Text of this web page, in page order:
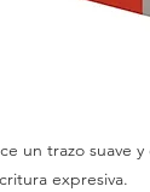
un trazo suave
expresiva.